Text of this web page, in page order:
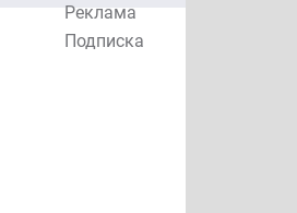
Реклама
Подписка